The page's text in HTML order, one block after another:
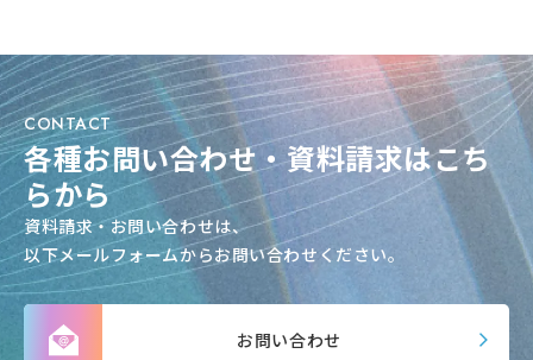
CONTACT
各種お問い合わせ・資料請求はこち
らから
資料請求・お問い合わせは、
以下メールフォームからお問い合わせください。
お問い合わせ